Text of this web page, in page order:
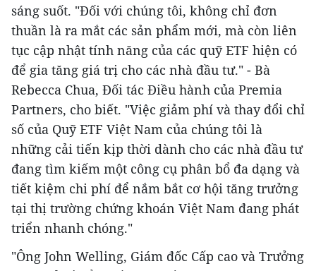
sáng suốt. "Đối với chúng tôi, không chỉ đơn
thuần là ra mắt các sản phẩm mới, mà còn liên
tục cập nhật tính năng của các quỹ ETF hiện có
để gia tăng giá trị cho các nhà đầu tư." - Bà
Rebecca Chua, Đối tác Điều hành của Premia
Partners, cho biết. "Việc giảm phí và thay đổi chỉ
số của Quỹ ETF Việt Nam của chúng tôi là
những cải tiến kịp thời dành cho các nhà đầu tư
đang tìm kiếm một công cụ phân bổ đa dạng và
tiết kiệm chi phí để nắm bắt cơ hội tăng trưởng
tại thị trường chứng khoán Việt Nam đang phát
triển nhanh chóng."
"Ông John Welling, Giám đốc Cấp cao và Trưởng